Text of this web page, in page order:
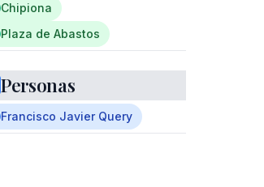
Chipiona
Plaza de Abastos
Personas
Francisco Javier Query